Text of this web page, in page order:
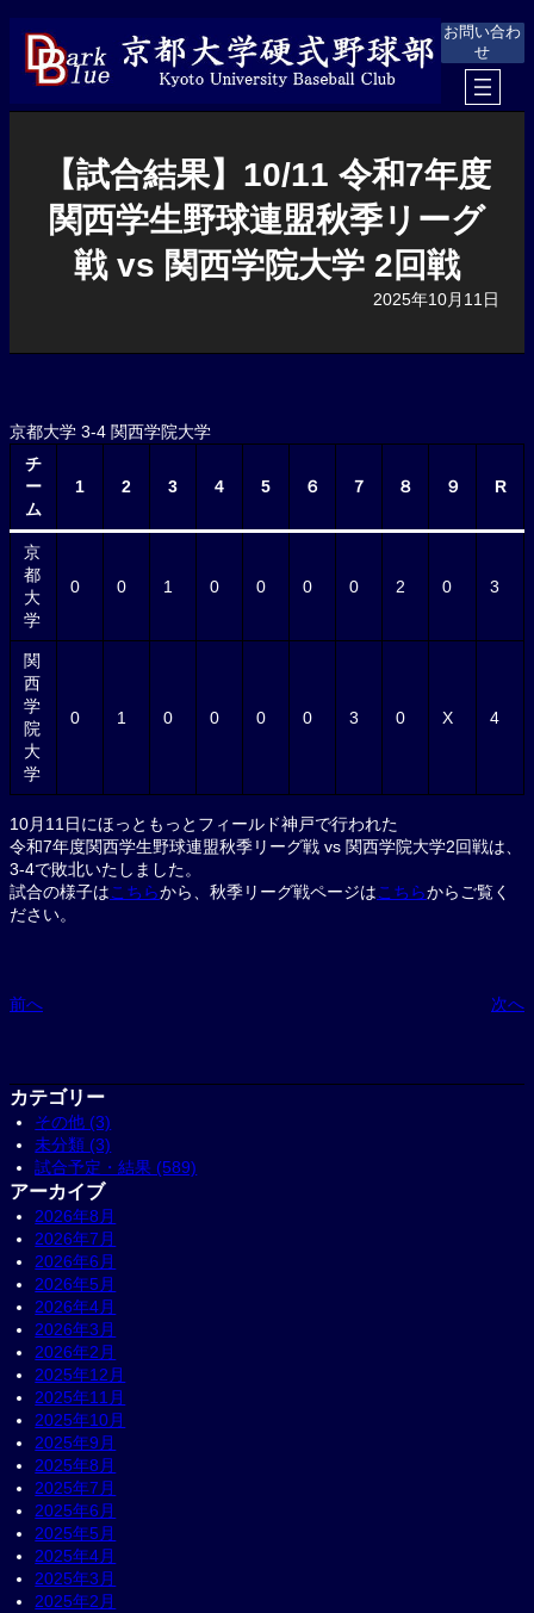
キ
お問い合わ
せ
【試合結果】10/11 令和7年度
関西学生野球連盟秋季リーグ
戦 vs 関西学院大学 2回戦
2025年10月11日
京都大学 3-4 関西学院大学
チ
ー
ム
1 2 3 4 5 ６ ７ ８ ９ R
京
都
大
学
0 0 1 0 0 0 0 2 0 3
関
西
学
院
大
学
0 1 0 0 0 0 3 0 X 4
10月11日にほっともっとフィールド神戸で行われた
令和7年度関西学生野球連盟秋季リーグ戦 vs 関西学院大学2回戦は、
3-4で敗北いたしました。
試合の様子はこちらから、秋季リーグ戦ページはこちらからご覧く
ださい。
前へ 次へ
カテゴリー
その他 (3)
未分類 (3)
試合予定・結果 (589)
アーカイブ
2026年8月
2026年7月
2026年6月
2026年5月
2026年4月
2026年3月
2026年2月
2025年12月
2025年11月
2025年10月
2025年9月
2025年8月
2025年7月
2025年6月
2025年5月
2025年4月
2025年3月
2025年2月